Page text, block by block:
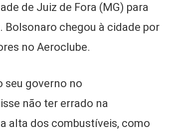
de Juiz de Fora (MG) para
chegou à cidade por
no Aeroclube.
seu governo no
não ter errado na
alta dos combustíveis, como